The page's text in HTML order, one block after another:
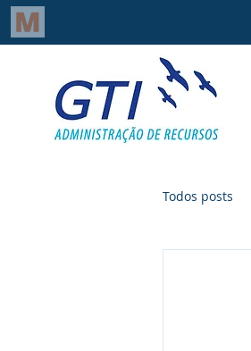
Todos posts